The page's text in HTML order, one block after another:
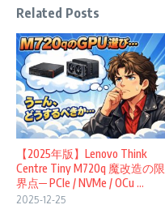
Related Posts
【2025年版】Lenovo Think
Centre Tiny M720q 魔改造の限
界点─ PCIe / NVMe / OCu ...
2025-12-25